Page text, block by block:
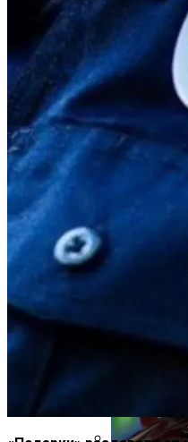
Индия Не
Въезд В